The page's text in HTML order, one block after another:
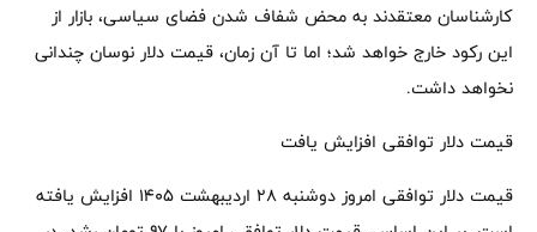
کارشناسان معتقدند به محض شفاف شدن فضای سیاسی، بازار از
این رکود خارج خواهد شد؛ اما تا آن زمان، قیمت دلار نوسان چندانی
نخواهد داشت.
قیمت دلار توافقی افزایش یافت
قیمت دلار توافقی امروز دوشنبه ۲۸ اردیبهشت ۱۴۰۵ افزایش یافته